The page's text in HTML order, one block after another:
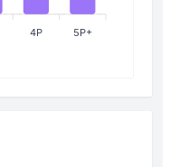
4P 5P+